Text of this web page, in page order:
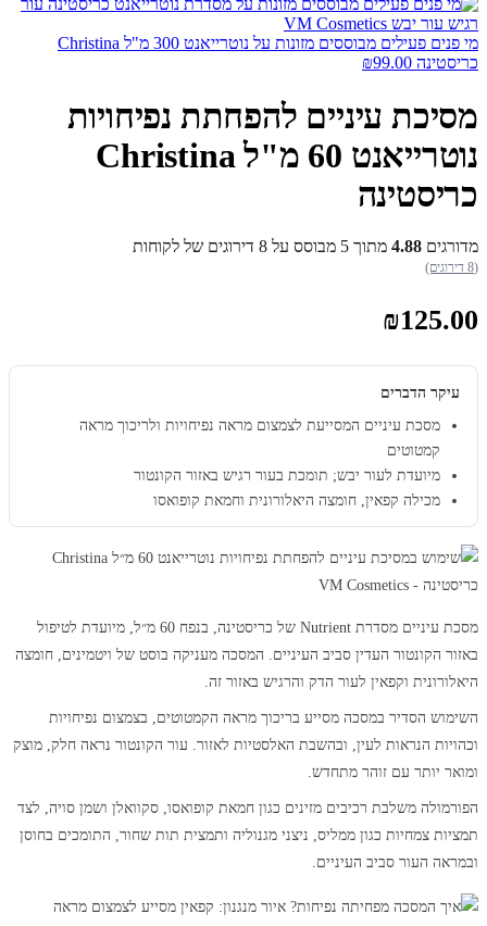
מי פנים פעילים מבוססים מזונות על נוטרייאנט 300 מ"ל Christina
כריסטינה
₪99.00
מסיכת עיניים להפחתת נפיחויות
נוטרייאנט 60 מ"ל Christina
כריסטינה
מדורגים 4.88 מתוך 5 מבוסס על 8 דירוגים של לקוחות
(8 דירוגים)
₪125.00
עיקר הדברים
מסכת עיניים המסייעת לצמצום מראה נפיחויות ולריכוך מראה
קמטוטים
מיועדת לעור יבש; תומכת בעור רגיש באזור הקונטור
מכילה קפאין, חומצה היאלורונית וחמאת קופואסו
מסכת עיניים מסדרת Nutrient של כריסטינה, בנפח 60 מ״ל, מיועדת לטיפול
באזור הקונטור העדין סביב העיניים. המסכה מעניקה בוסט של ויטמינים, חומצה
היאלורונית וקפאין לעור הדק והרגיש באזור זה.
השימוש הסדיר במסכה מסייע בריכוך מראה הקמטוטים, בצמצום נפיחויות
וכהויות הנראות לעין, ובהשבת האלסטיות לאזור. עור הקונטור נראה חלק, מוצק
ומואר יותר עם זוהר מתחדש.
הפורמולה משלבת רכיבים מזינים כגון חמאת קופואסו, סקוואלן ושמן סויה, לצד
תמציות צמחיות כגון ממליס, ניצני מגנוליה ותמצית תות שחור, התומכים בחוסן
ובמראה העור סביב העיניים.